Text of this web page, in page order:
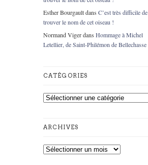
Esther Bourgaultdans C’est très difficile de
trouver le nom de cet oiseau !
Normand Vigerdans Hommage à Michel
Letellier, de Saint-Philémon de Bellechasse
CATÉGORIES
ARCHIVES